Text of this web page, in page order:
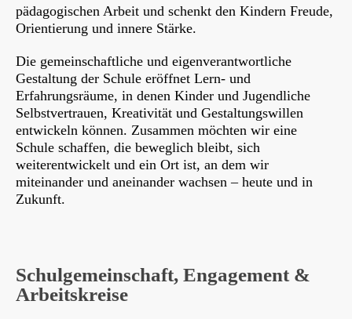
pädagogischen Arbeit und schenkt den Kindern Freude,
Orientierung und innere Stärke.
Die gemeinschaftliche und eigenverantwortliche
Gestaltung der Schule eröffnet Lern- und
Erfahrungsräume, in denen Kinder und Jugendliche
Selbstvertrauen, Kreativität und Gestaltungswillen
entwickeln können. Zusammen möchten wir eine
Schule schaffen, die beweglich bleibt, sich
weiterentwickelt und ein Ort ist, an dem wir
miteinander und aneinander wachsen – heute und in
Zukunft.
Schulgemeinschaft, Engagement &
Arbeitskreise